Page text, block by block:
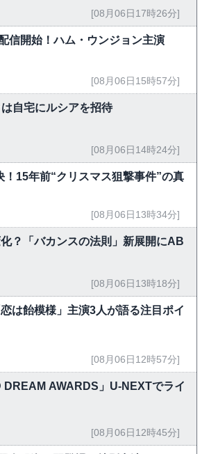
[08月06日17時26分]
信開始！ハム・ウンジョン主演
[08月06日15時57分]
自宅にルシアを招待
[08月06日14時24分]
！15年前“クリスマス狙撃事件”の真
[08月06日13時34分]
？「バカンスの法則」新展開にAB
[08月06日13時18分]
は飴模様」主演3人が語る注目ポイ
[08月06日12時57分]
AWARDS」U-NEXTでライ
[08月06日12時45分]